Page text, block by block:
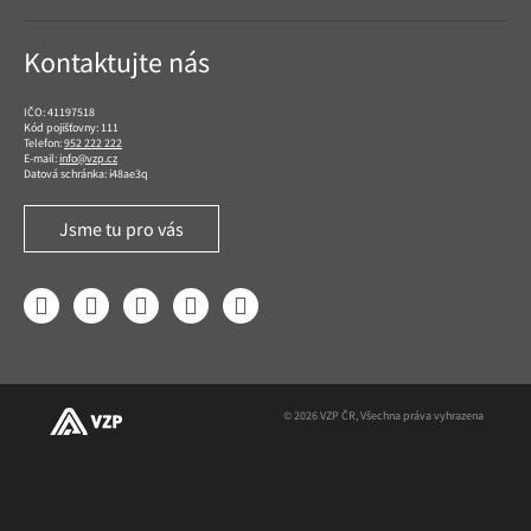
Kontaktujte nás
IČO: 41197518
Kód pojišťovny: 111
Telefon:952 222 222
E-mail:info@vzp.cz
Datová schránka: i48ae3q
Jsme tu pro vás
FacebookLinkedIn YouTube InstagramTwitter
© 2026 VZP ČR, Všechna práva vyhrazena